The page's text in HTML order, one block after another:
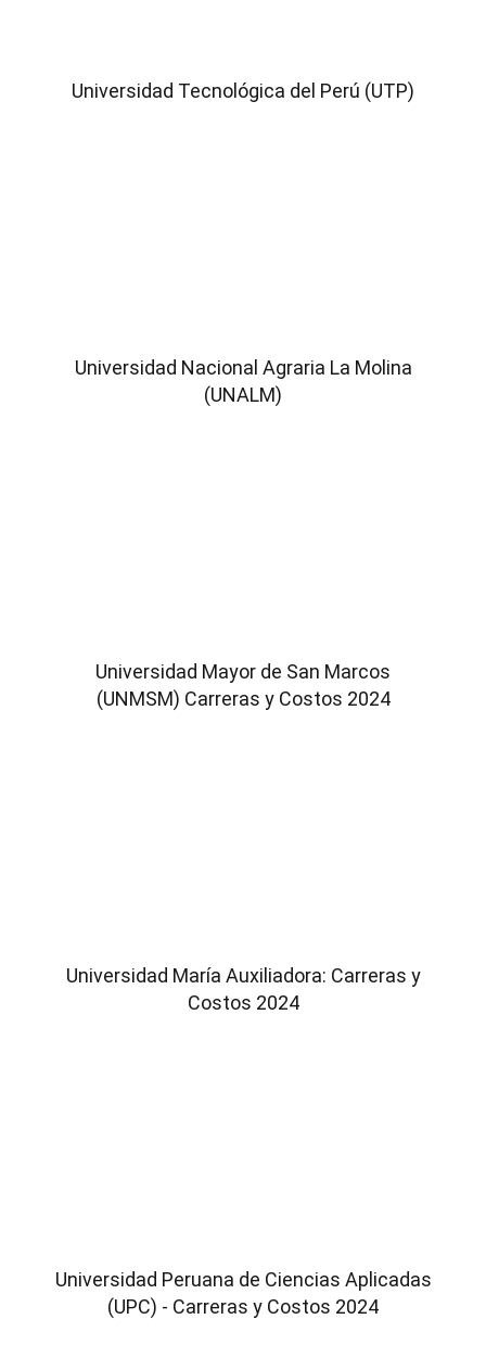
Universidad Tecnológica del Perú (UTP)
Universidad Nacional Agraria La Molina
(UNALM)
Universidad Mayor de San Marcos
(UNMSM) Carreras y Costos 2024
Universidad María Auxiliadora: Carreras y
Costos 2024
Universidad Peruana de Ciencias Aplicadas
(UPC) - Carreras y Costos 2024